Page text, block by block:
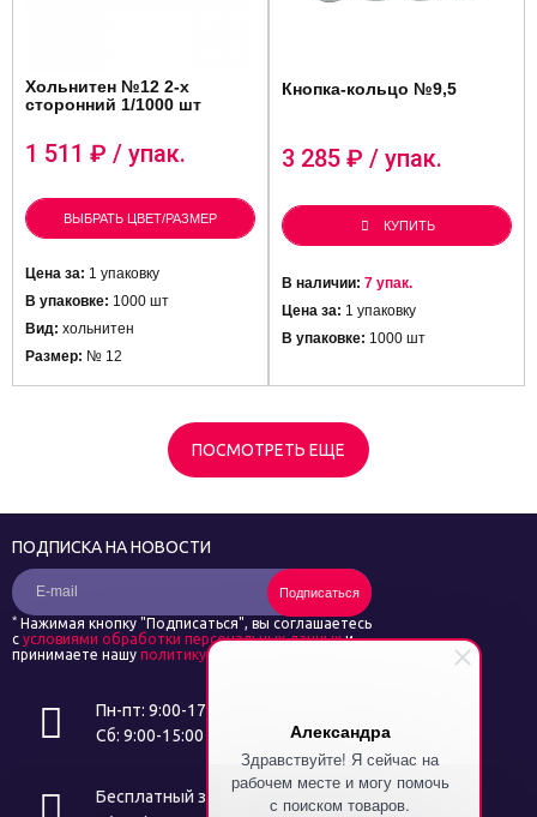
Александра
Здравствуйте! Я сейчас на
рабочем месте и могу помочь
с поиском товаров.
Хольнитен №12 2-х
сторонний 1/1000 шт
1 511 ₽ / упак.
ВЫБРАТЬ ЦВЕТ/РАЗМЕР
Цена за: 1 упаковку
В упаковке: 1000 шт
Вид: хольнитен
Размер: № 12
Кнопка-кольцо №9,5
3 285 ₽ / упак.
КУПИТЬ
В наличии: 7 упак.
Цена за: 1 упаковку
В упаковке: 1000 шт
ПОСМОТРЕТЬ ЕЩЕ
Пн-пт: 9:00-17:00
Сб: 9:00-15:00
Бесплатный звонок
ПОДПИСКА НА НОВОСТИ
Подписаться
* Нажимая кнопку "Подписаться", вы соглашаетесь
с условиями обработки персональных данныхи
принимаете нашу политику конфиденциальности